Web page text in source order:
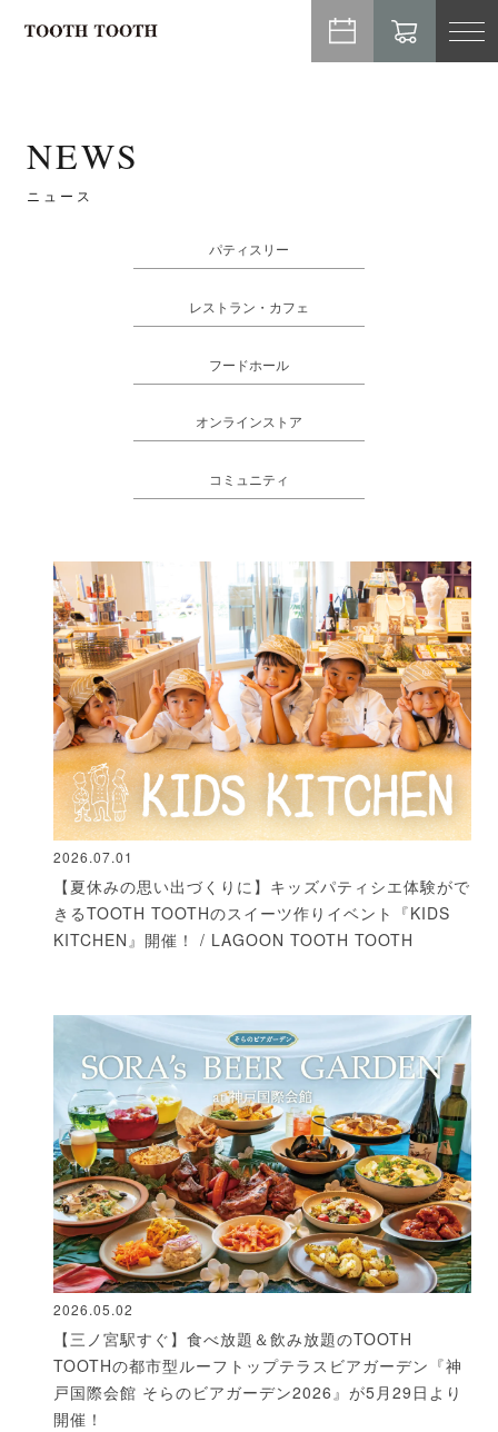
NEWS
ニュース
パティスリー
レストラン・カフェ
フードホール
オンラインストア
コミュニティ
2026.07.01
【夏休みの思い出づくりに】キッズパティシエ体験がで
きるTOOTH TOOTHのスイーツ作りイベント『KIDS
KITCHEN』開催！ / LAGOON TOOTH TOOTH
2026.05.02
【三ノ宮駅すぐ】食べ放題＆飲み放題のTOOTH
TOOTHの都市型ルーフトップテラスビアガーデン『神
戸国際会館 そらのビアガーデン2026』が5月29日より
開催！